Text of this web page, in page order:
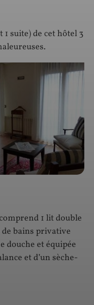
1 suite) de cet hôtel 3
1 lit double
bains privative
douche et équipée
et d’un sèche-